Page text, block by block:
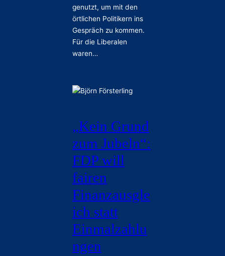
genutzt, um mit den
örtlichen Politikern ins
Gespräch zu kommen.
Für die Liberalen
waren…
„Kein Grund
zum Jubeln“:
FDP will
fairen
Finanzausgle
ich statt
Einmalzahlu
ngen